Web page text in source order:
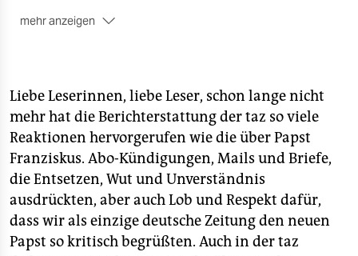
epaper login
mehr anzeigen
15. 3. 13
Ich bin weder Katholikin noch sonstige Christin, drei
grobe Fehler gehören dennoch korrigiert: Der Zölibat
ist keineswegs untrennbar mit dem Sakrament der
Beichte verbunden. In den ersten 500 Jahren der
römisch-katholischen Kirche gab es für Priester
keinen Zölibatszwang, die Beichte nahmen sie
trotzdem ab. Noch im 11. und 12. Jahrhundert
verboten Papst und Kaiser Priesterehen – was
Liebe Leserinnen, liebe Leser, schon lange nicht
mehr hat die Berichterstattung der taz so viele
Reaktionen hervorgerufen wie die über Papst
Franziskus. Abo-Kündigungen, Mails und Briefe,
die Entsetzen, Wut und Unverständnis
ausdrückten, aber auch Lob und Respekt dafür,
dass wir als einzige deutsche Zeitung den neuen
Papst so kritisch begrüßten. Auch in der taz